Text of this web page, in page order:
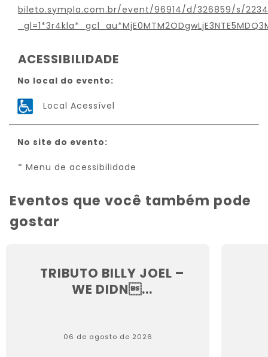
bileto.sympla.com.br/event/96914/d/326859/s/
ACESSIBILIDADE
No local do evento:
Local Acessível
No site do evento:
* Menu de acessibilidade
Eventos que você também pode
gostar
TRIBUTO BILLY JOEL –
WE DIDN...
06 de agosto de 2026